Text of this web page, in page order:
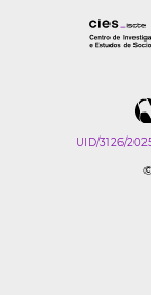
UID/3126/